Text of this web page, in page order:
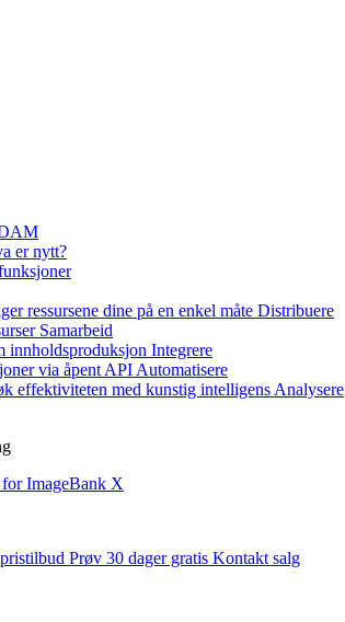
er nytt?
ressursene dine på en enkel måte Distribuere
Samarbeid
innholdsproduksjon Integrere
via åpent API Automatisere
effektiviteten med kunstig intelligens Analysere
for ImageBank X
Prøv 30 dager gratis Kontakt salg